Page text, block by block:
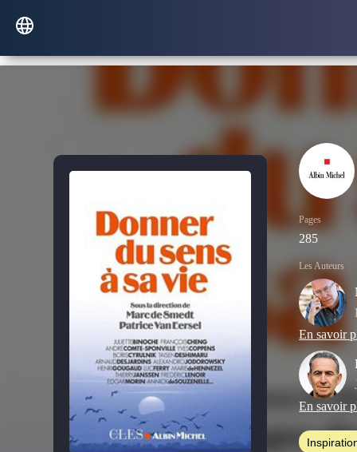
Pages
285
Les Auteurs
En savoir
En savoir